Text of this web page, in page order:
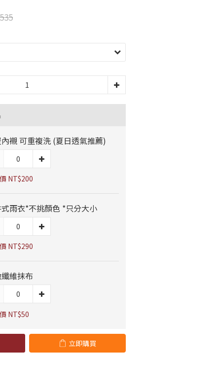
襯 可重複洗 (夏日透氣推薦)
NT$200
雨衣*不挑顏色 *只分大小
NT$290
維抹布
NT$50
立即購買